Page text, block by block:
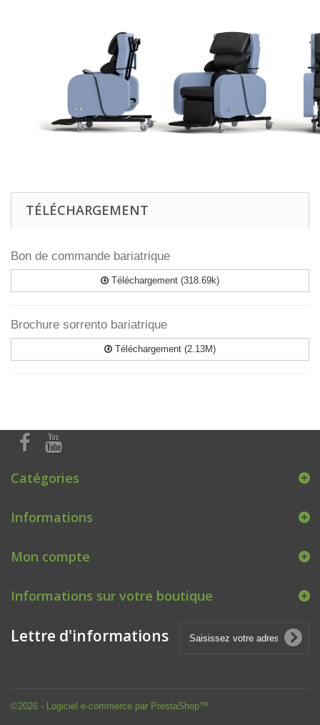
TÉLÉCHARGEMENT
Bon de commande bariatrique
Téléchargement (318.69k)
Brochure sorrento bariatrique
Téléchargement (2.13M)
Catégories
Informations
©2026 - Logiciel e-commerce par PrestaShop™
Mon compte
Informations sur votre boutique
Lettre d'informations